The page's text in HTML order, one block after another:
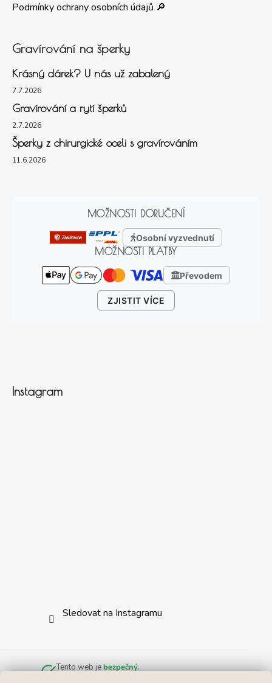
Podmínky ochrany osobních údajů 🔎
Gravírování na šperky
Krásný dárek? U nás už zabalený
7.7.2026
Gravírování a rytí šperků
2.7.2026
Šperky z chirurgické oceli s gravírováním
11.6.2026
MOŽNOSTI DORUČENÍ
Osobní vyzvednutí
MOŽNOSTI PLATBY
Převodem
ZJISTIT VÍCE
Instagram
Sledovat na Instagramu
Tento web jebezpečný.